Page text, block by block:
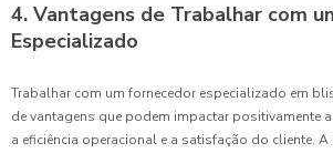
4. Vantagens de Trabalhar com
Especializado
Trabalhar com um fornecedor especializado em
de vantagens que podem impactar positivamente
a eficiência operacional e a satisfação do cliente. A